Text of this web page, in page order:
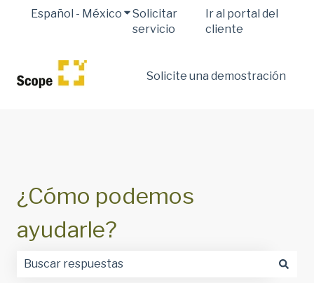
Español - México Traducciones de Mostrar submenú
Solicitar
servicio
Ir al portal del
cliente
Solicite una demostración
¿Cómo podemos
ayudarle?